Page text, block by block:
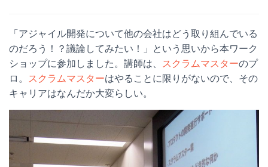
「アジャイル開発について他の会社はどう取り組んでいる
のだろう！？議論してみたい！」という思いから本ワーク
ショップに参加しました。講師は、 スクラムマスターのプ
ロ。 スクラムマスターはやることに限りがないので、その
キャリアはなんだか大変らしい。